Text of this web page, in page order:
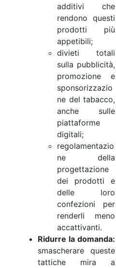
additivi che
rendono questi
prodotti più
appetibili;
divieti totali
sulla pubblicità,
promozione e
sponsorizzazio
ne del tabacco,
anche sulle
piattaforme
digitali;
regolamentazio
ne della
progettazione
dei prodotti e
delle loro
confezioni per
renderli meno
accattivanti.
Ridurre la domanda:
smascherare queste
tattiche mira a